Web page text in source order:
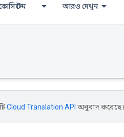
আরও দেখুন
Cloud Translation API অনুবাদ করেছে।